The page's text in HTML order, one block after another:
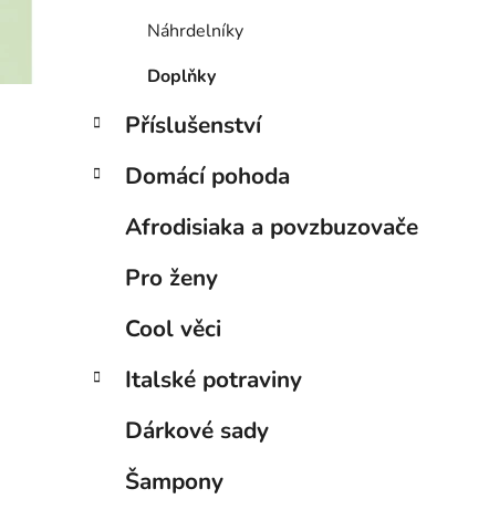
Náhrdelníky
Doplňky
Příslušenství
Domácí pohoda
Afrodisiaka a povzbuzovače
Pro ženy
Cool věci
Italské potraviny
Dárkové sady
Šampony